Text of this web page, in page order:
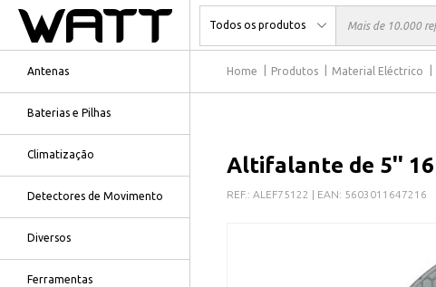
Antenas
Baterias e Pilhas
Climatização
Detectores de Movimento
Diversos
Ferramentas
Home Produtos Material Eléctrico
Altifalante de 5''
REF.: ALEF75122 | EAN: 5603011647216